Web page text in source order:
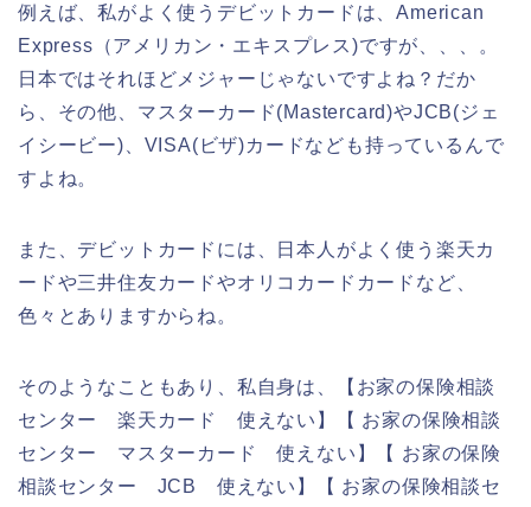
例えば、私がよく使うデビットカードは、American
Express（アメリカン・エキスプレス)ですが、、、。
日本ではそれほどメジャーじゃないですよね？だか
ら、その他、マスターカード(Mastercard)やJCB(ジェ
イシービー)、VISA(ビザ)カードなども持っているんで
すよね。
また、デビットカードには、日本人がよく使う楽天カ
ードや三井住友カードやオリコカードカードなど、
色々とありますからね。
そのようなこともあり、私自身は、【お家の保険相談
センター 楽天カード 使えない】【 お家の保険相談
センター マスターカード 使えない】【 お家の保険
相談センター JCB 使えない】【 お家の保険相談セ